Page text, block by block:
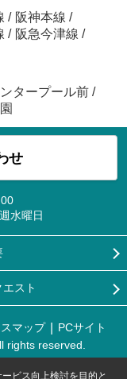
/ 阪神本線 /
/ 阪急今津線 /
タープール前 /
せ
水曜日
スト
マップ
PCサイト
rights reserved.
ビス向上検討を目的と